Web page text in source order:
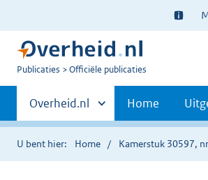
Ter
U
Publicaties Officiële publicaties
Primaire
navigatie
Andere
sites
binnen
Overheid.nl Home
U bent hier: Home Kamerstuk 30597,